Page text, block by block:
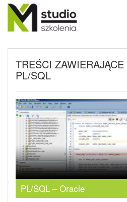
TREŚCI
PL/SQL
PL/SQL – Oracle